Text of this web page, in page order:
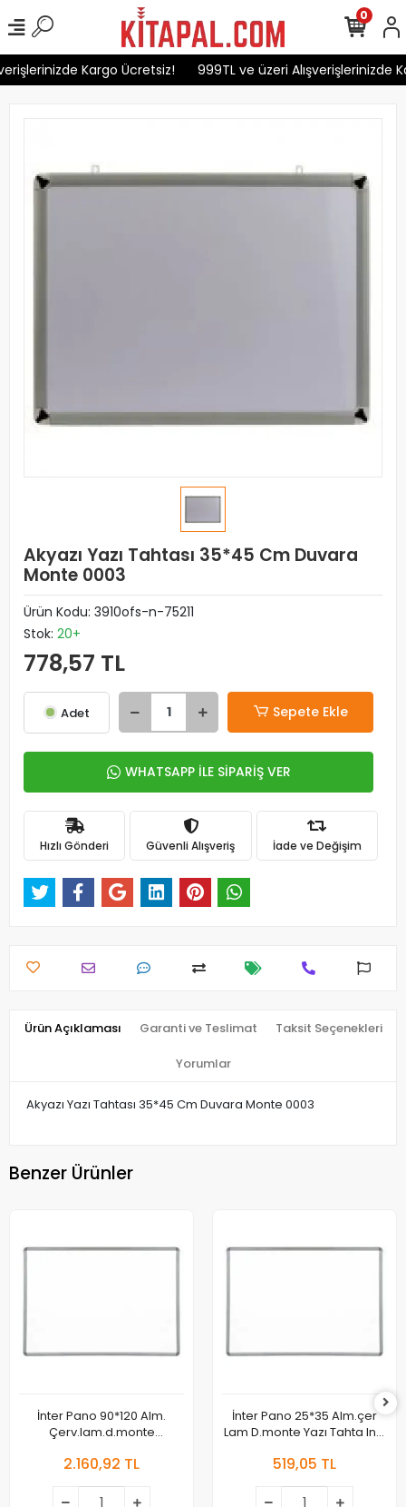
Kargo Ücretsiz! 999TL ve üzeri Alışverişlerinizde
0
Akyazı Yazı Tahtası 35*45 Cm Duvara
Monte 0003
Ürün Kodu: 3910ofs-n-75211
Stok: 20+
778,57 TL
Adet Sepete Ekle
WHATSAPP İLE SİPARİŞ VER
Hızlı Gönderi Güvenli Alışveriş İade ve Değişim
Ürün Açıklaması Garanti ve Teslimat Taksit Seçenekleri
Yorumlar
Akyazı Yazı Tahtası 35*45 Cm Duvara Monte 0003
Benzer Ürünler
İnter Pano 90*120 Alm.
Çerv.lam.d.monte
2.160,92 TL
İnter Pano 25*35 Alm.çer
Lam D.monte Yazı Tahta Int-
519,05 TL